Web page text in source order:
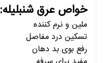
خواص عرق شنبلیله:
ملین و نرم کننده
تسکین درد مفاصل
رفع بوی بد دهان